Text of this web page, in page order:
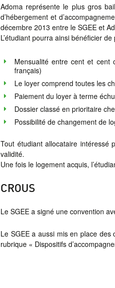
Adoma représente le plus gros
d’hébergement et
décembre 2013 entre le SGEE et
L’étudiant pourra ainsi bénéficier
Mensualité entre cent et cent
français)
Le loyer comprend toutes les
Paiement du loyer à terme échu
Dossier classé en prioritaire
Possibilité de changement de
Tout étudiant allocataire intéressé
validité.
Une fois le logement acquis,
CROUS
Le SGEE a signé une convention
Le SGEE a aussi mis en place des
rubrique « Dispositifs